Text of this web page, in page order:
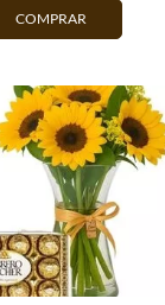
COMPRAR